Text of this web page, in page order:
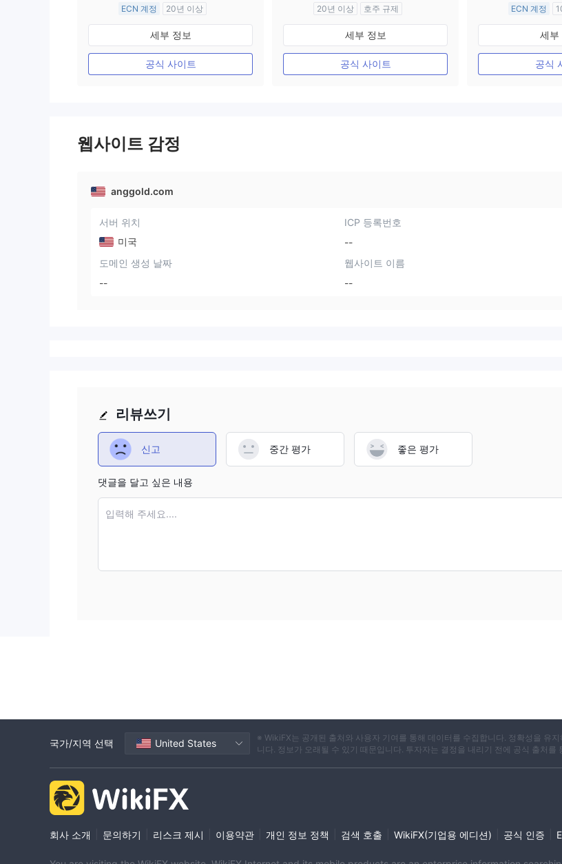
ECN 계정
20년 이상
호주 규제
외환 거래 라이선스 (MM)
마스터 레이블 MT4
세부 정보
공식 사이트
20년 이상
호주 규제
외환 거래 라이선스 (MM)
마스터 레이블 MT4
세부 정보
공식 사이트
ECN 계정
호주 규제
외환 거래 라
마스터 레이
세부
공식
웹사이트 감정
anggold.com
서버 위치
미국
ICP 등록번호
--
도메인 생성 날짜
--
웹사이트 이름
--
리뷰쓰기
신고 중간 평가 좋은 평가
댓글을 달고 싶은 내용
입력해 주세요....
국가/지역 선택 United States
※ WikiFX는 공개된 출처와 사용자 기여를 통해 데이터를 수집합니다. 정확성을 유
니다. 정보가 오래될 수 있기 때문입니다. 투자자는 결정을 내리기 전에 공식 출처
회사 소개 문의하기 리스크 제시 이용약관 개인 정보 정책 검색 호출 WikiFX(기업용 에디션) 공식 인증